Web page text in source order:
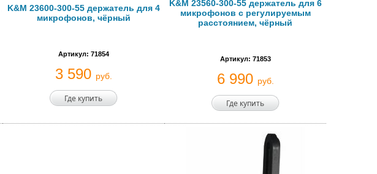
K&M 23600-300-55 держатель для 4
микрофонов, чёрный
Артикул: 71854
3 590 руб.
Где купить
K&M 23560-300-55 держатель для 6
микрофонов с регулируемым
расстоянием, чёрный
Артикул: 71853
6 990 руб.
Где купить